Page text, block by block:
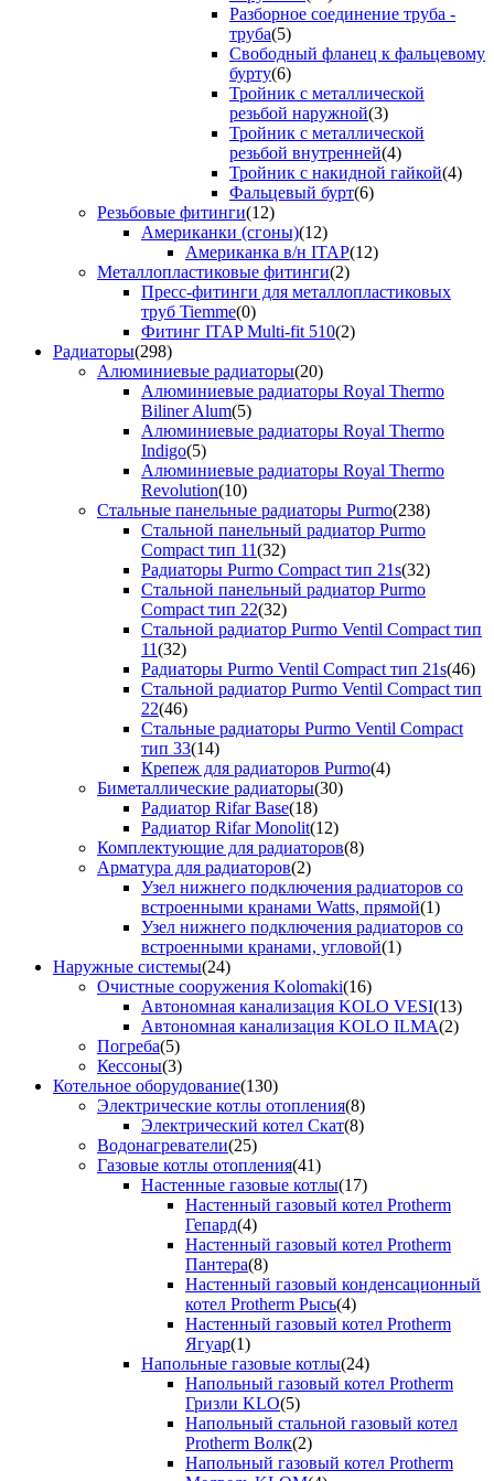
Разборное соединение труба -
труба(5)
Свободный фланец к фальцевому
бурту(6)
Тройник с металлической
резьбой наружной(3)
Тройник с металлической
резьбой внутренней(4)
Тройник с накидной гайкой(4)
Фальцевый бурт(6)
Резьбовые фитинги(12)
Американки (сгоны)(12)
Американка в/н ITAP(12)
Металлопластиковые фитинги(2)
Пресс-фитинги для металлопластиковых
труб Tiemme(0)
Фитинг ITAP Multi-fit 510(2)
Радиаторы(298)
Алюминиевые радиаторы(20)
Алюминиевые радиаторы Royal Thermo
Biliner Alum(5)
Алюминиевые радиаторы Royal Thermo
Indigo(5)
Алюминиевые радиаторы Royal Thermo
Revolution(10)
Стальные панельные радиаторы Purmo(238)
Стальной панельный радиатор Purmo
Compact тип 11(32)
Радиаторы Purmo Compact тип 21s(32)
Стальной панельный радиатор Purmo
Compact тип 22(32)
Стальной радиатор Purmo Ventil Compact тип
11(32)
Радиаторы Purmo Ventil Compact тип 21s(46)
Стальной радиатор Purmo Ventil Compact тип
22(46)
Стальные радиаторы Purmo Ventil Compact
тип 33(14)
Крепеж для радиаторов Purmo(4)
Биметаллические радиаторы(30)
Радиатор Rifar Base(18)
Радиатор Rifar Monolit(12)
Комплектующие для радиаторов(8)
Арматура для радиаторов(2)
Узел нижнего подключения радиаторов со
встроенными кранами Watts, прямой(1)
Узел нижнего подключения радиаторов со
встроенными кранами, угловой(1)
Наружные системы(24)
Очистные сооружения Kolomaki(16)
Автономная канализация KOLO VESI(13)
Автономная канализация KOLO ILMA(2)
Погреба(5)
Кессоны(3)
Котельное оборудование(130)
Электрические котлы отопления(8)
Электрический котел Скат(8)
Водонагреватели(25)
Газовые котлы отопления(41)
Настенные газовые котлы(17)
Настенный газовый котел Protherm
Гепард(4)
Настенный газовый котел Protherm
Пантера(8)
Настенный газовый конденсационный
котел Protherm Рысь(4)
Настенный газовый котел Protherm
Ягуар(1)
Напольные газовые котлы(24)
Напольный газовый котел Protherm
Гризли KLO(5)
Напольный стальной газовый котел
Protherm Волк(2)
Напольный газовый котел Protherm